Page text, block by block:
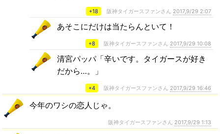
+18 阪神タイガースファンさん 2017,9/29 2:07
あそこにだけは当たらんといて！
+8 阪神タイガースファンさん 2017,9/29 10:08
清宮パッパ「辛いです。タイガースが好き
だから…。」
+4 阪神タイガースファンさん 2017,9/29 16:46
今年のワシの恋人じゃ。
阪神タイガースファンさん 2017,9/29 1:13